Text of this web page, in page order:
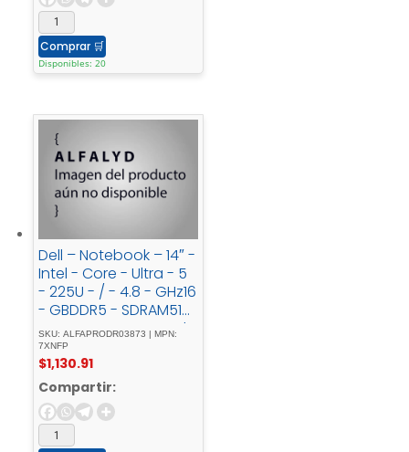
Comprar 🛒
Disponibles: 20
Dell – Notebook – 14″ -
Intel - Core - Ultra - 5
- 225U - / - 4.8 - GHz16
- GBDDR5 - SDRAM512
- GB - SSDIntegrated -
graphics
SKU: ALFAPRODR03873 | MPN:
7XNFP
$1,130.91
Compartir: